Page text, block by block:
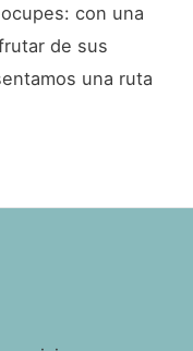
con una
de sus
una ruta